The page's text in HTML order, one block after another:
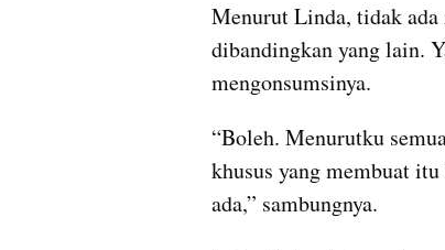
Menurut Linda, tidak
dibandingkan yang lain.
mengonsumsinya.
“Boleh. Menurutku
khusus yang membuat
ada,” sambungnya.